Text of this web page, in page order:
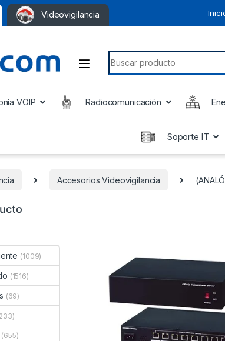
Videovigilancia
Search for:
VOIP Radiocomunicación
Soporte IT
Accesorios Videovigilancia
(1009)
(1516)
(69)
(655)